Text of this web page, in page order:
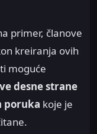
primer, članove
kreiranja ovih
moguće
desne strane
poruka koje je